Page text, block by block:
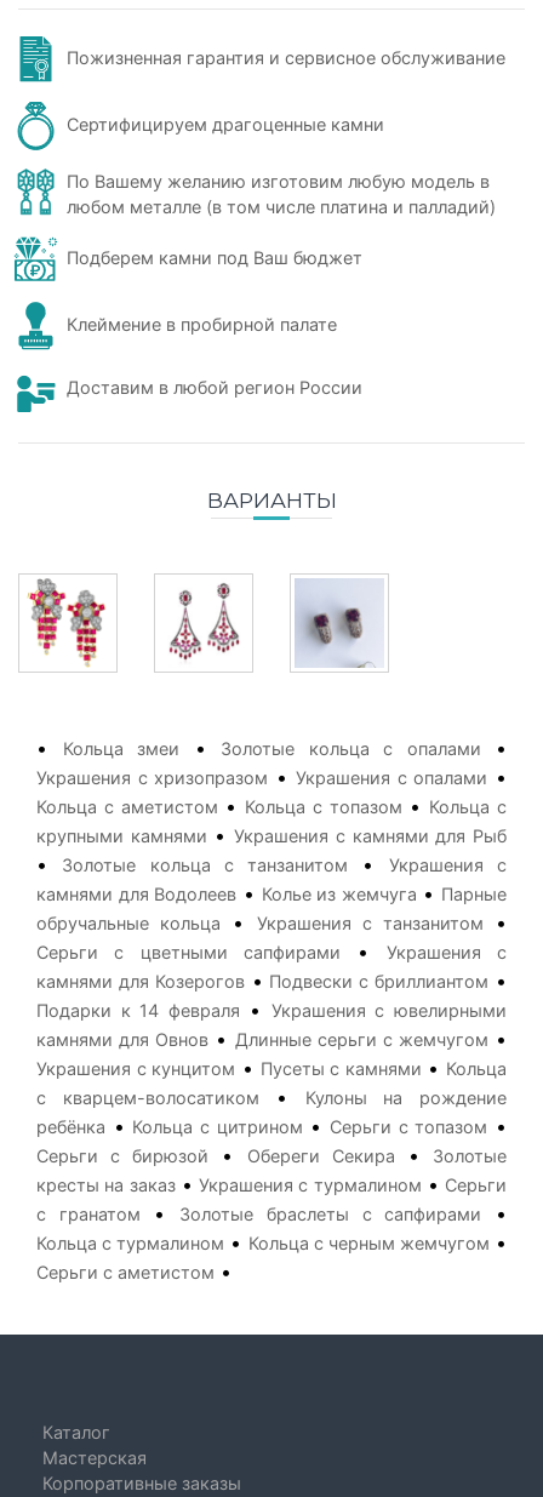
Пожизненная гарантия и сервисное обслуживание
Сертифицируем драгоценные камни
По Вашему желанию изготовим любую модель в
любом металле (в том числе платина и палладий)
Подберем камни под Ваш бюджет
Клеймение в пробирной палате
Доставим в любой регион России
ВАРИАНТЫ
• Кольца змеи • Золотые кольца с опалами •
Украшения с хризопразом • Украшения с опалами •
Кольца с аметистом • Кольца с топазом • Кольца с
крупными камнями •Украшения с камнями для Рыб
• Золотые кольца с танзанитом •
Украшения с
камнями для Водолеев • Колье из жемчуга • Парные
обручальные кольца
• Украшения с танзанитом •
Серьги с цветными сапфирами •
Украшения с
камнями для Козерогов• Подвески с бриллиантом •
Подарки к 14 февраля • Украшения с ювелирными
камнями для Овнов • Длинные серьги с жемчугом •
Украшения с кунцитом • Пусеты с камнями • Кольца
с кварцем-волосатиком
•
Кулоны на рождение
ребёнка • Кольца с цитрином • Серьги с топазом •
Серьги с бирюзой • Обереги Секира •
Золотые
кресты на заказ• Украшения с турмалином • Серьги
с гранатом
• Золотые браслеты с сапфирами •
Кольца с турмалином • Кольца с черным жемчугом •
Серьги с аметистом •
Каталог
Мастерская
Корпоративные заказы